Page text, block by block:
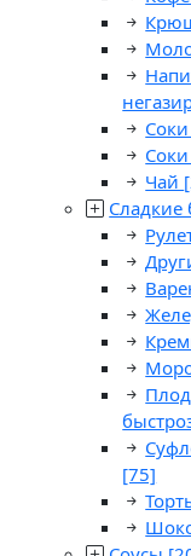
Чай
Сладкие
[75]